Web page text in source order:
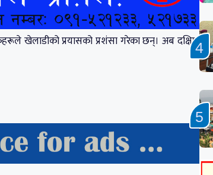
खेलाडीको प्रयासको प्रशंसा गरेका छन्। अब दक्षिण